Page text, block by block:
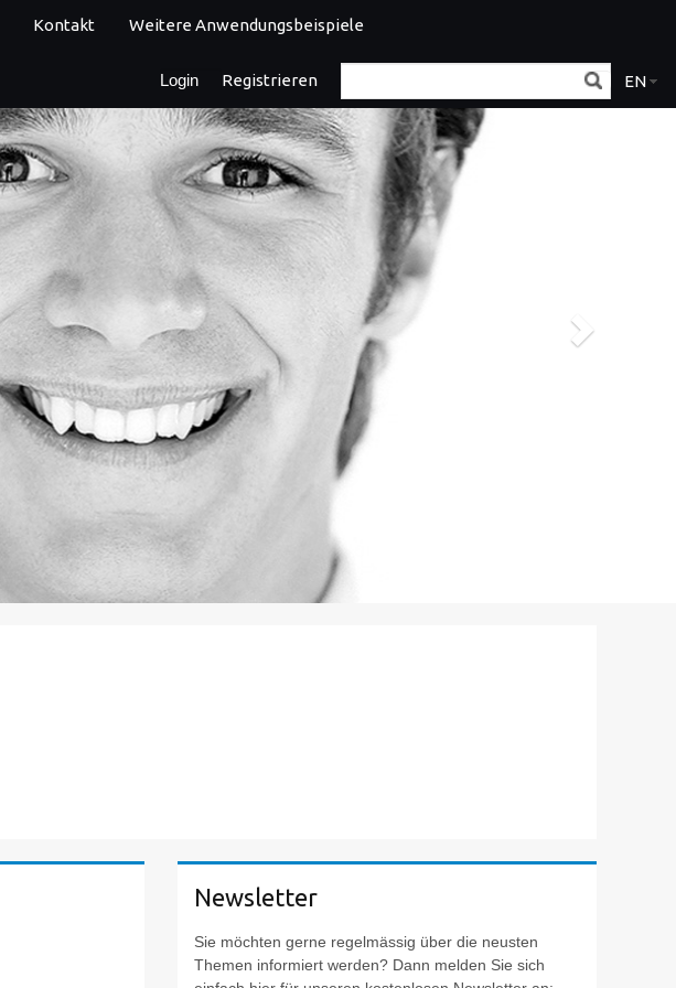
Kontakt Weitere Anwendungsbeispiele
Login Registrieren EN
Newsletter
Sie möchten gerne regelmässig über die neusten
Themen informiert werden? Dann melden Sie sich